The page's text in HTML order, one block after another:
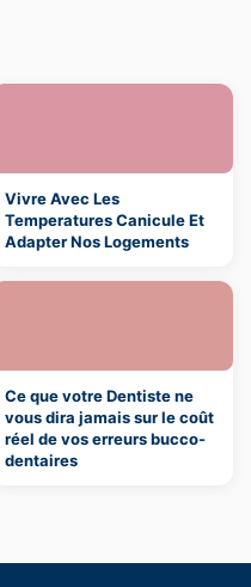
Vivre Avec Les
Temperatures Canicule Et
Adapter Nos Logements
Ce que votre Dentiste ne
vous dira jamais sur le coût
réel de vos erreurs bucco-
dentaires